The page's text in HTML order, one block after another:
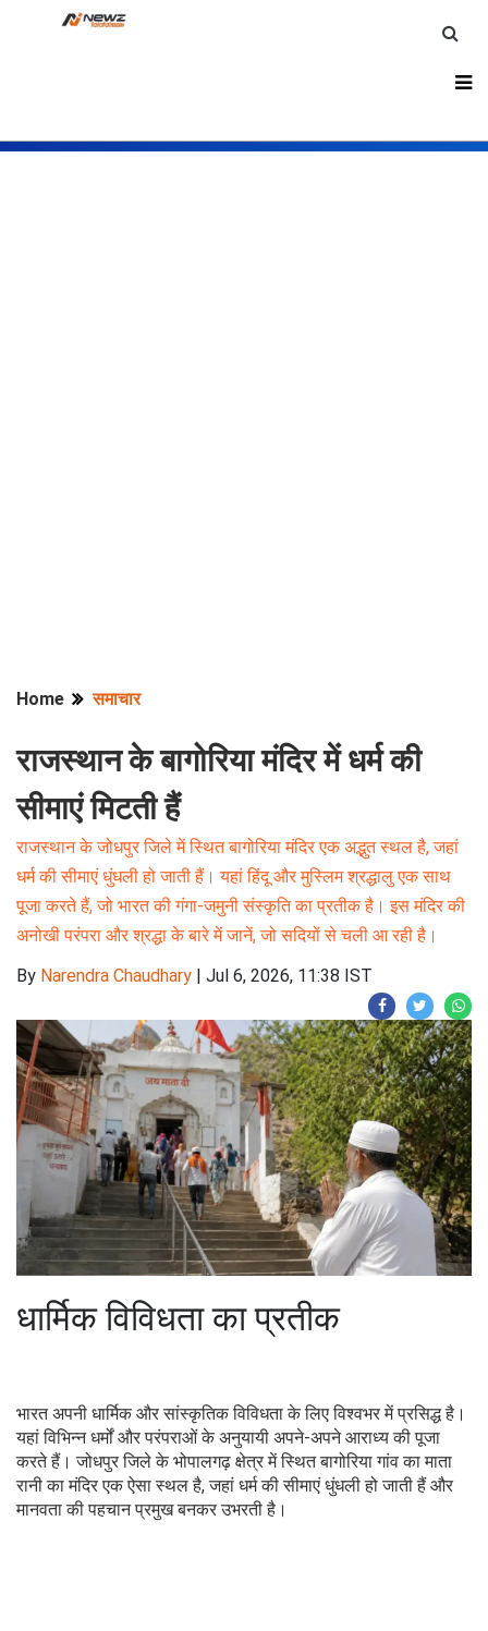
Home समाचार
राजस्थान के बागोरिया मंदिर में धर्म की
सीमाएं मिटती हैं
राजस्थान के जोधपुर जिले में स्थित बागोरिया मंदिर एक अद्भुत स्थल है, जहां
धर्म की सीमाएं धुंधली हो जाती हैं। यहां हिंदू और मुस्लिम श्रद्धालु एक साथ
पूजा करते हैं, जो भारत की गंगा-जमुनी संस्कृति का प्रतीक है। इस मंदिर की
अनोखी परंपरा और श्रद्धा के बारे में जानें, जो सदियों से चली आ रही है।
By Narendra Chaudhary | Jul 6, 2026, 11:38 IST
धार्मिक विविधता का प्रतीक
भारत अपनी धार्मिक और सांस्कृतिक विविधता के लिए विश्वभर में प्रसिद्ध है।
यहां विभिन्न धर्मों और परंपराओं के अनुयायी अपने-अपने आराध्य की पूजा
करते हैं। जोधपुर जिले के भोपालगढ़ क्षेत्र में स्थित बागोरिया गांव का माता
रानी का मंदिर एक ऐसा स्थल है, जहां धर्म की सीमाएं धुंधली हो जाती हैं और
मानवता की पहचान प्रमुख बनकर उभरती है।